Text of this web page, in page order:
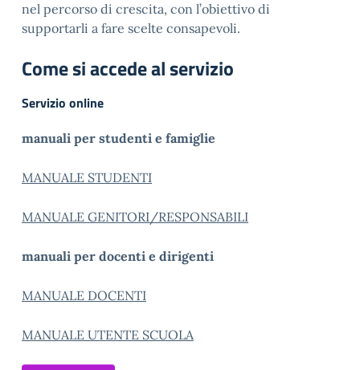
nel percorso di crescita, con l’obiettivo di
supportarli a fare scelte consapevoli.
Come si accede al servizio
Servizio online
manuali per studenti e famiglie
MANUALE STUDENTI
MANUALE GENITORI/RESPONSABILI
manuali per docenti e dirigenti
MANUALE DOCENTI
MANUALE UTENTE SCUOLA